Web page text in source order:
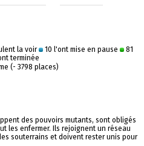
la voir 10 l'ont mise en pause
81
terminée
(- 3798 places)
des pouvoirs mutants, sont obligés
les enfermer. Ils rejoignent un réseau
souterrains et doivent rester unis pour